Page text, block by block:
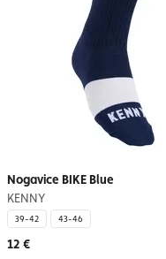
Nogavice BIKE Blue
KENNY
39-42 43-46
12 €